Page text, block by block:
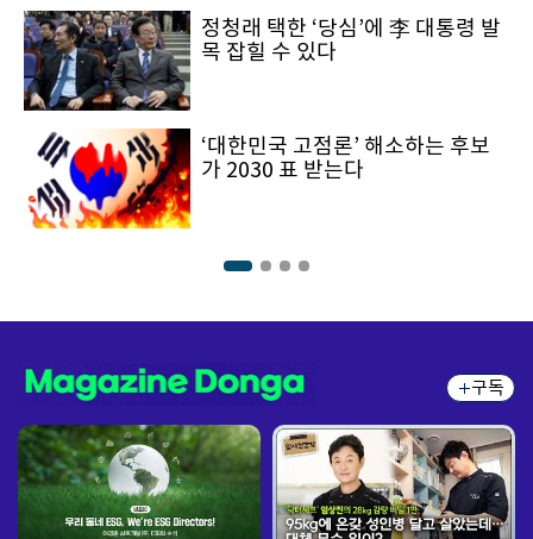
정청래 택한 ‘당심’에 李 대통령 발
목 잡힐 수 있다
‘대한민국 고점론’ 해소하는 후보
가 2030 표 받는다
구독